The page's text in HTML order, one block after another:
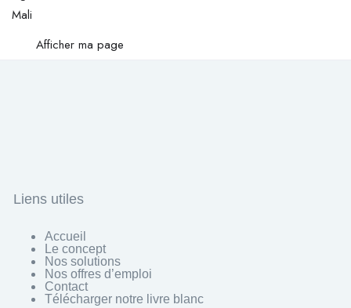
Mali
Afficher ma page
Liens utiles
Accueil
Le concept
Nos solutions
Nos offres d’emploi
Contact
Télécharger notre livre blanc